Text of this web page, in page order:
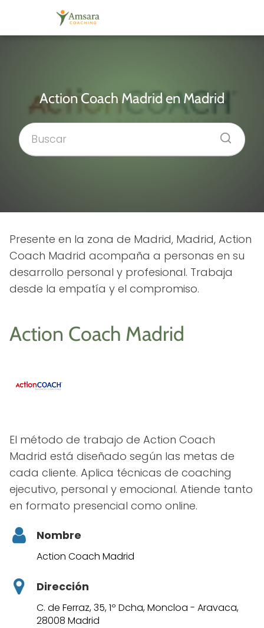
Action Coach Madrid en Madrid
Presente en la zona de Madrid, Madrid, Action
Coach Madrid acompaña a personas en su
desarrollo personal y profesional. Trabaja
desde la empatía y el compromiso.
Action Coach Madrid
El método de trabajo de Action Coach
Madrid está diseñado según las metas de
cada cliente. Aplica técnicas de coaching
ejecutivo, personal y emocional. Atiende tanto
en formato presencial como online.
Nombre
Action Coach Madrid
Dirección
C. de Ferraz, 35, 1º Dcha, Moncloa - Aravaca,
28008 Madrid